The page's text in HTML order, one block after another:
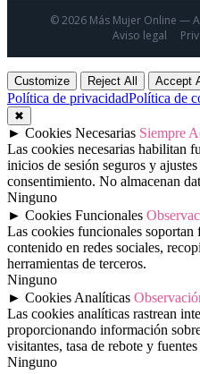
© 2026 Más Mujer Online —
Aviso legal
Customize Reject All Accept
Política de privacidadPolítica de
✖
► Cookies Necesarias Siempre
Las cookies necesarias habilitan
inicios de sesión seguros y
consentimiento. No almacenan
Ninguno
► Cookies Funcionales
Las cookies funcionales
contenido en redes sociales,
herramientas de terceros.
Ninguno
► Cookies Analíticas
Las cookies analíticas rastrean
proporcionando información
visitantes, tasa de rebote y
Ninguno